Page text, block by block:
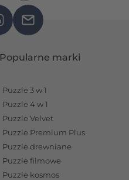
Popularne marki
Puzzle 3 w 1
Puzzle 4 w 1
Puzzle Velvet
Puzzle Premium Plus
Puzzle drewniane
Puzzle filmowe
Puzzle kosmos